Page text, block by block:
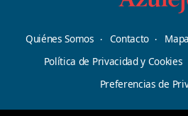
Quiénes Somos Contacto
Política de Privacidad y Cookies
Preferencias de